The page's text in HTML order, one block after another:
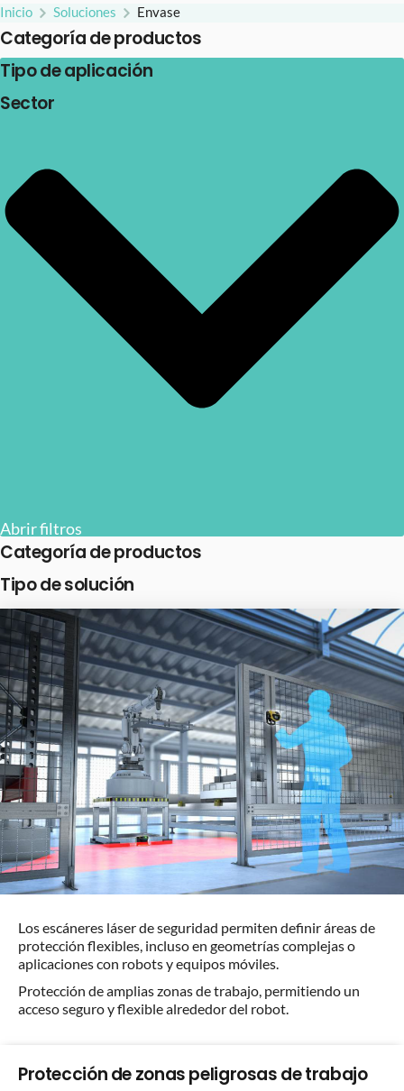
Inicio Soluciones Envase
Categoría de productos
Tipo de aplicación
Sector
Abrir filtros
Categoría de productos
Tipo de solución
Los escáneres láser de seguridad permiten definir áreas de
protección flexibles, incluso en geometrías complejas o
aplicaciones con robots y equipos móviles.
Protección de amplias zonas de trabajo, permitiendo un
acceso seguro y flexible alrededor del robot.
Protección de zonas peligrosas de trabajo